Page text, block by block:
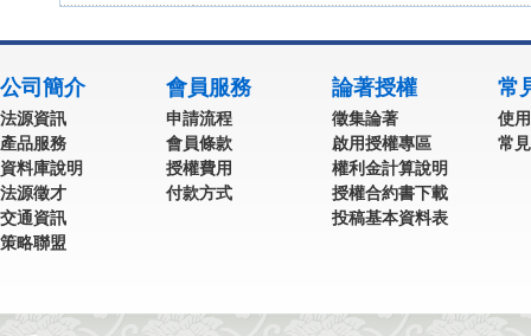
公司簡介
法源資訊
產品服務
資料庫說明
法源徵才
交通資訊
策略聯盟
會員服務
申請流程
會員條款
授權費用
付款方式
論著授權
徵集論著
啟用授權專區
權利金計算說明
授權合約書下載
投稿基本資料表
常
使
常